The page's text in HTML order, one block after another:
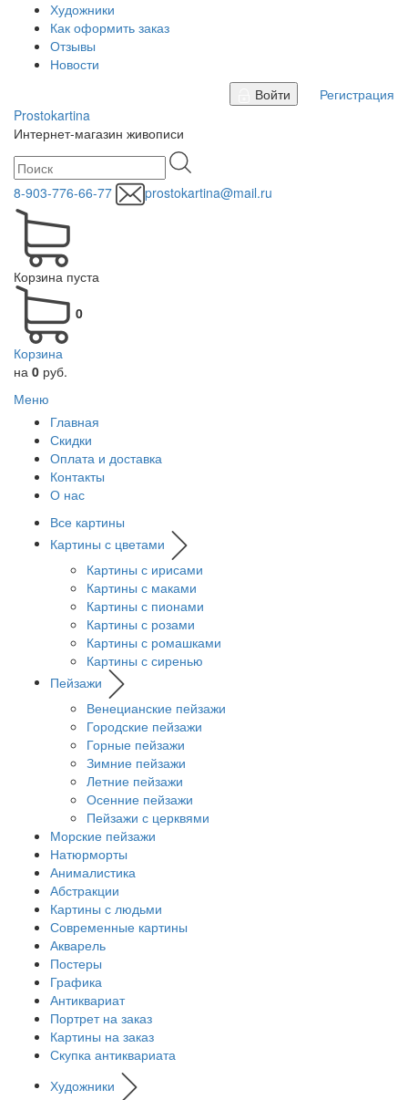
Художники
Как оформить заказ
Отзывы
Новости
Войти
Регистрация
Prostokartina
Интернет-магазин живописи
8-903-776-66-77 prostokartina@mail.ru
Корзина пуста
0
Корзина
на 0 руб.
Меню
Главная
Скидки
Оплата и доставка
Контакты
О нас
Все картины
Картины с цветами
Картины с ирисами
Картины с маками
Картины с пионами
Картины с розами
Картины с ромашками
Картины с сиренью
Пейзажи
Венецианские пейзажи
Городские пейзажи
Горные пейзажи
Зимние пейзажи
Летние пейзажи
Осенние пейзажи
Пейзажи с церквями
Морские пейзажи
Натюрморты
Анималистика
Абстракции
Картины с людьми
Современные картины
Акварель
Постеры
Графика
Антиквариат
Портрет на заказ
Картины на заказ
Скупка антиквариата
Художники